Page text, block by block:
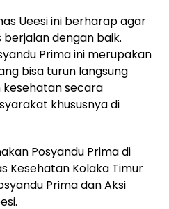
Ueesi ini berharap agar
berjalan dengan baik.
Prima ini merupakan
bisa turun langsung
secara
khususnya di
Posyandu Prima di
Kesehatan Kolaka Timur
Prima dan Aksi